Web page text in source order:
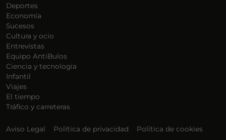
Deportes
Economía
Sucesos
Cultura y ocio
Entrevistas
Equipo AntiBulos
Ciencia y tecnología
Infantil
Viajes
El tiempo
Tráfico y carreteras
Aviso Legal Política de privacidad Política de cookies